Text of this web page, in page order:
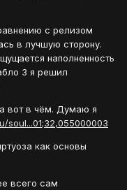
с релизом
в лучшую сторону.
наполненность
3 я решил
вот в чём. Думаю я
soul...01;32,055000003
как основы
всего сам